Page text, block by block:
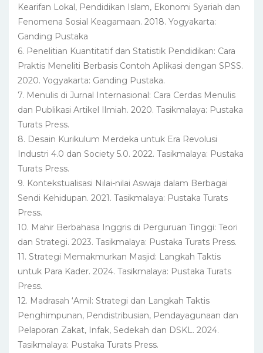
Kearifan Lokal, Pendidikan Islam, Ekonomi Syariah dan
Fenomena Sosial Keagamaan. 2018. Yogyakarta:
Ganding Pustaka
6. Penelitian Kuantitatif dan Statistik Pendidikan: Cara
Praktis Meneliti Berbasis Contoh Aplikasi dengan SPSS.
2020. Yogyakarta: Ganding Pustaka.
7. Menulis di Jurnal Internasional: Cara Cerdas Menulis
dan Publikasi Artikel Ilmiah. 2020. Tasikmalaya: Pustaka
Turats Press.
8. Desain Kurikulum Merdeka untuk Era Revolusi
Industri 4.0 dan Society 5.0. 2022. Tasikmalaya: Pustaka
Turats Press.
9. Kontekstualisasi Nilai-nilai Aswaja dalam Berbagai
Sendi Kehidupan. 2021. Tasikmalaya: Pustaka Turats
Press.
10. Mahir Berbahasa Inggris di Perguruan Tinggi: Teori
dan Strategi. 2023. Tasikmalaya: Pustaka Turats Press.
11. Strategi Memakmurkan Masjid: Langkah Taktis
untuk Para Kader. 2024. Tasikmalaya: Pustaka Turats
Press.
12. Madrasah ‘Amil: Strategi dan Langkah Taktis
Penghimpunan, Pendistribusian, Pendayagunaan dan
Pelaporan Zakat, Infak, Sedekah dan DSKL. 2024.
Tasikmalaya: Pustaka Turats Press.